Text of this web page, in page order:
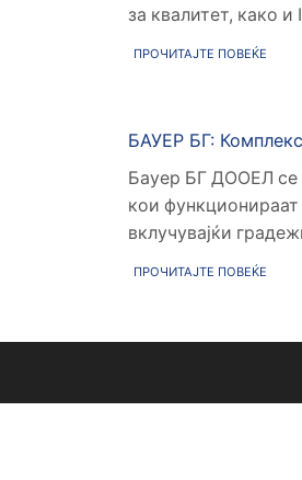
за квалитет, како и
ПРОЧИТАЈТЕ ПОВЕЌЕ
БАУЕР БГ:
Бауер БГ ДООЕЛ се
кои
вклучувајќи
ПРОЧИТАЈТЕ ПОВЕЌЕ